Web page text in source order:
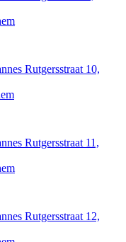
Rutgersstraat 10,
Rutgersstraat 11,
Rutgersstraat 12,